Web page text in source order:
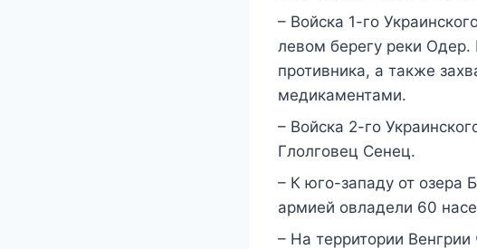
– Войска 1-го
левом берегу реки Одер.
противника, а также
медикаментами.
– Войска 2-го
Глолговец Сенец.
– К юго-западу от озера
армией овладели 60
– На территории